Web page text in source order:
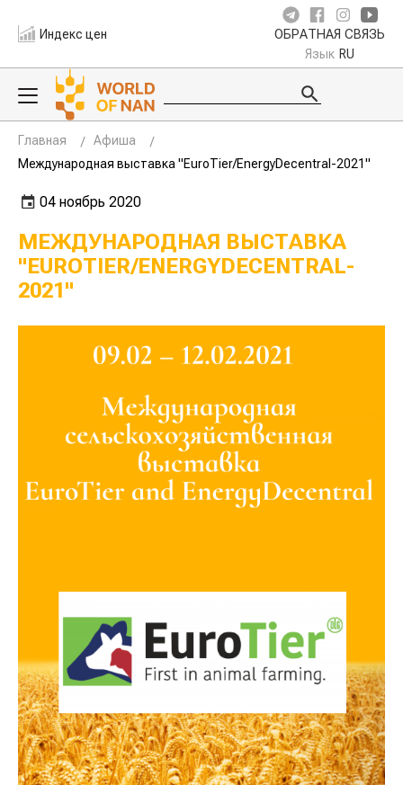
Индекс цен ОБРАТНАЯ СВЯЗЬ
Язык RU
Главная
Афиша
Международная выставка "EuroTier/EnergyDecentral-2021"
04 ноябрь 2020
МЕЖДУНАРОДНАЯ ВЫСТАВКА
"EUROTIER/ENERGYDECENTRAL-
2021"